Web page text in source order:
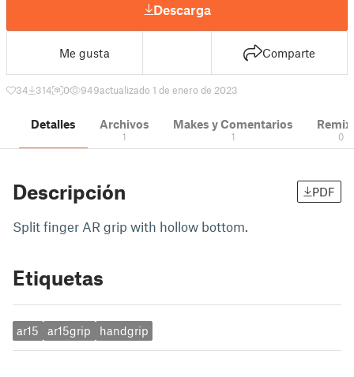
Descarga
Me gusta Comparte
34 314 0 949actualizado 1 de enero de 2023
Detalles Archivos
1
Makes y Comentarios
1 0
Descripción PDF
Split finger AR grip with hollow bottom.
Etiquetas
ar15 ar15grip handgrip